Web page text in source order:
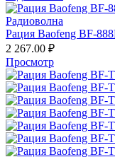
Рация Baofeng BF-
2 267.00 ₽
Просмотр